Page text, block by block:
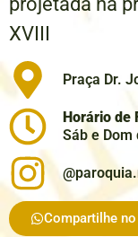
XVIII
Praça Dr.
Horário de
Sáb e Dom
Compartilhe